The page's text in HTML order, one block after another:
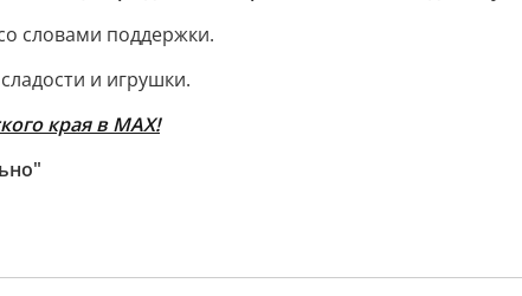
словами поддержки.
и игрушки.
края в МАХ!